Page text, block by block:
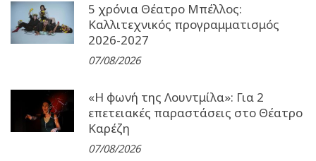
5 χρόνια Θέατρο Μπέλλος:
Καλλιτεχνικός προγραμματισμός
2026-2027
07/08/2026
«Η φωνή της Λουντμίλα»: Για 2
επετειακές παραστάσεις στο Θέατρο
Καρέζη
07/08/2026